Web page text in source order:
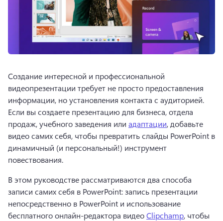
Создание интересной и профессиональной
видеопрезентации требует не просто предоставления
информации, но установления контакта с аудиторией.
Если вы создаете презентацию для бизнеса, отдела
продаж, учебного заведения или адаптации, добавьте
видео самих себя, чтобы превратить слайды PowerPoint в
динамичный (и персональный!) инструмент
повествования.
В этом руководстве рассматриваются два способа
записи самих себя в PowerPoint: запись презентации
непосредственно в PowerPoint и использование
бесплатного онлайн-редактора видео Clipchamp, чтобы